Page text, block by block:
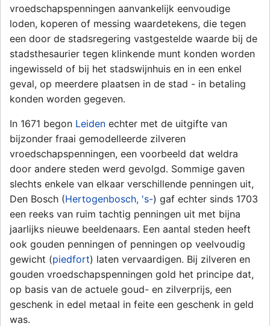
vroedschapspenningen aanvankelijk eenvoudige
loden, koperen of messing waardetekens, die tegen
een door de stadsregering vastgestelde waarde bij de
stadsthesaurier tegen klinkende munt konden worden
ingewisseld of bij het stadswijnhuis en in een enkel
geval, op meerdere plaatsen in de stad - in betaling
konden worden gegeven.
In 1671 begon Leiden echter met de uitgifte van
bijzonder fraai gemodelleerde zilveren
vroedschapspenningen, een voorbeeld dat weldra
door andere steden werd gevolgd. Sommige gaven
slechts enkele van elkaar verschillende penningen uit,
Den Bosch (Hertogenbosch, 's-) gaf echter sinds 1703
een reeks van ruim tachtig penningen uit met bijna
jaarlijks nieuwe beeldenaars. Een aantal steden heeft
ook gouden penningen of penningen op veelvoudig
gewicht (piedfort) laten vervaardigen. Bij zilveren en
gouden vroedschapspenningen gold het principe dat,
op basis van de actuele goud- en zilverprijs, een
geschenk in edel metaal in feite een geschenk in geld
was.